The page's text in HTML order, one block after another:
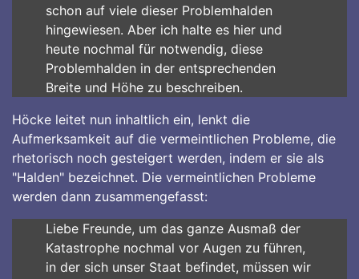
schon auf viele dieser Problemhalden
hingewiesen. Aber ich halte es hier und
heute nochmal für notwendig, diese
Problemhalden in der entsprechenden
Breite und Höhe zu beschreiben.
Höcke leitet nun inhaltlich ein, lenkt die
Aufmerksamkeit auf die vermeintlichen Probleme, die
rhetorisch noch gesteigert werden, indem er sie als
"Halden" bezeichnet. Die vermeintlichen Probleme
werden dann zusammengefasst:
Liebe Freunde, um das ganze Ausmaß der
Katastrophe nochmal vor Augen zu führen,
in der sich unser Staat befindet, müssen wir